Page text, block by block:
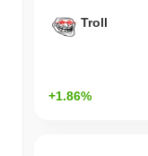
Troll
+1.86%